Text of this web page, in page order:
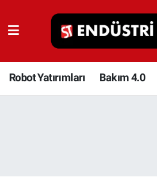
Robot Yatırımları Bakım 4.0
Robot Yatırımları
Bakım 4.0